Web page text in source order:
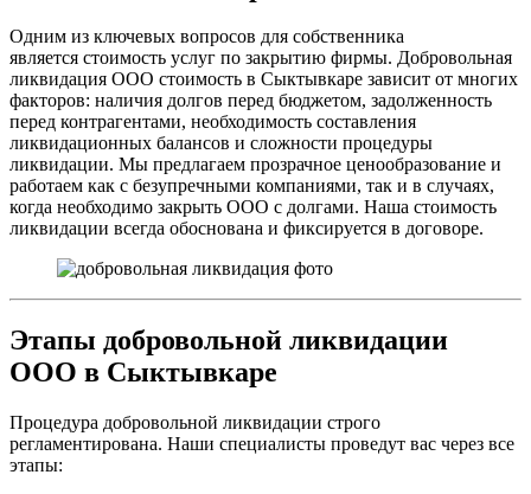
Одним из ключевых вопросов для собственника
является стоимость услуг по закрытию фирмы. Добровольная
ликвидация ООО стоимость в Сыктывкаре зависит от многих
факторов: наличия долгов перед бюджетом, задолженность
перед контрагентами, необходимость составления
ликвидационных балансов и сложности процедуры
ликвидации. Мы предлагаем прозрачное ценообразование и
работаем как с безупречными компаниями, так и в случаях,
когда необходимо закрыть ООО с долгами. Наша стоимость
ликвидации всегда обоснована и фиксируется в договоре.
Этапы добровольной ликвидации
ООО в Сыктывкаре
Процедура добровольной ликвидации строго
регламентирована. Наши специалисты проведут вас через все
этапы: